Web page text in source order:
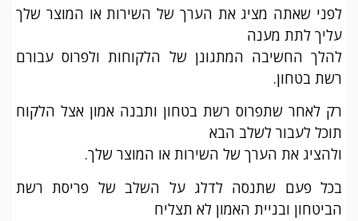
לפני שאתה מציג את הערך של השירות או המוצר שלך
עליך לתת מענה
להלך החשיבה המתגונן של הלקוחות ולפרוס עבורם
רשת בטחון.
רק לאחר שתפרוס רשת בטחון ותבנה אמון אצל הלקוח
תוכל לעבור לשלב הבא
ולהציג את הערך של השירות או המוצר שלך.
בכל פעם שתנסה לדלג על השלב של פריסת רשת
הביטחון ובניית האמון לא תצליח